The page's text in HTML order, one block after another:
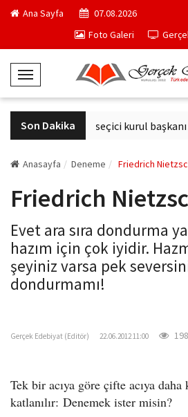
Ana Sayfa
07.08.2026
Foto Galeri
T
o
g
g
e
a
i
g
a
t
n
Son Dakika
Derviş Zaim seçici kurul başkanı
Anasayfa Deneme Friedrich
Friedrich
Evet ara sıra dondurma
hazım için çok iyidir.
şeyiniz varsa pek
dondurmamı!
Gerçek Edebiyat (Editör) 22.06.2012 11:00
Tek bir acıya göre çifte acıya daha
katlanılır: Denemek ister misin?